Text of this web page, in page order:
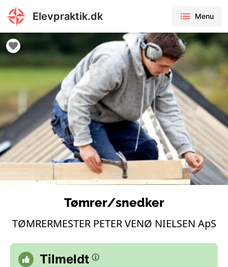
Elevpraktik.dk Menu
Tømrer/snedker
TØMRERMESTER PETER VENØ NIELSEN ApS
Tilmeldt